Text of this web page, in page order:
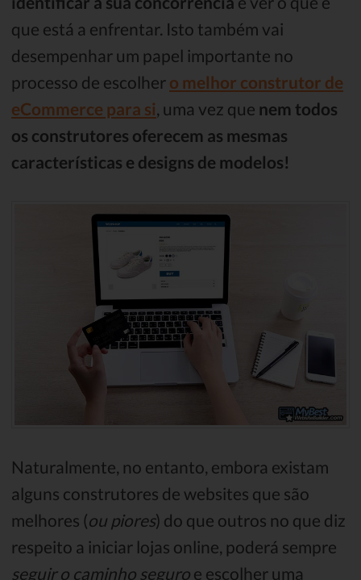
que está a enfrentar. Isto também vai
desempenhar um papel importante no
processo de escolher o melhor construtor de
eCommerce para si, uma vez que nem todos
os construtores oferecem as mesmas
características e designs de modelos!
Naturalmente, no entanto, embora existam
alguns construtores de websites que são
melhores (ou piores) do que outros no que diz
respeito a iniciar lojas online, poderá sempre
seguir o caminho seguro e escolher uma